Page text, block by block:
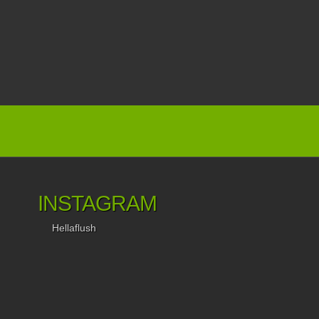
INSTAGRAM
Hellaflush